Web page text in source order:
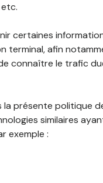
certaines
terminal, afin
connaître le trafic
la présente politique
similaires
exemple :